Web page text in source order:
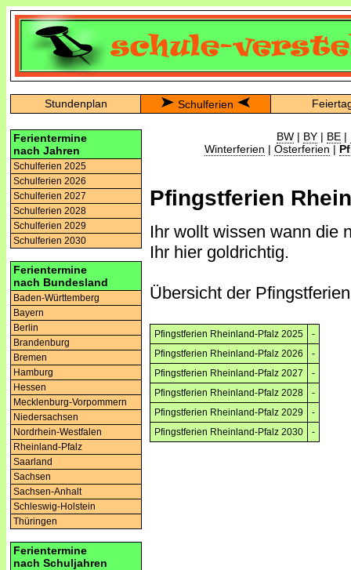
Stundenplan Schulferien
Ferientermine
nach Jahren
Schulferien 2025
Schulferien 2026
Schulferien 2027
Schulferien 2028
Schulferien 2029
Schulferien 2030
Ferientermine
nach Bundesland
Baden-Württemberg
Bayern
Berlin
Brandenburg
Bremen
Hamburg
Hessen
Mecklenburg-Vorpommern
Niedersachsen
Nordrhein-Westfalen
Rheinland-Pfalz
Saarland
Sachsen
Sachsen-Anhalt
Schleswig-Holstein
Thüringen
Ferientermine
nach Schuljahren
BW | BY | BE |
Winterferien | Osterferien |
Pfingstferien
Ihr wollt wissen wann die
Ihr hier goldrichtig.
Übersicht der
Pfingstferien Rheinland-Pfalz 2025
-
Pfingstferien Rheinland-Pfalz 2026
-
Pfingstferien Rheinland-Pfalz 2027
-
Pfingstferien Rheinland-Pfalz 2028
-
Pfingstferien Rheinland-Pfalz 2029
-
Pfingstferien Rheinland-Pfalz 2030
-